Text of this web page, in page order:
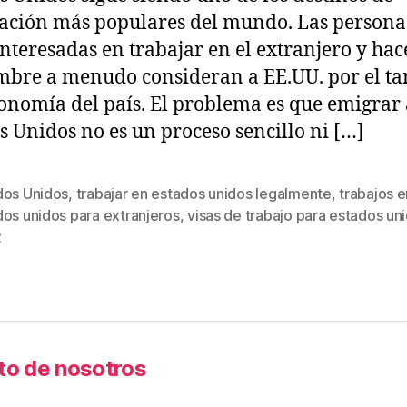
más populares del mundo. Las
en trabajar en el extranjero y
a menudo consideran a EE.UU. por el
del país. El problema es que emigrar
Unidos no es un proceso sencillo ni […]
Unidos, trabajar en estados unidos legalmente,trabajos
unidos para extranjeros,visas de trabajo para estados
de nosotros